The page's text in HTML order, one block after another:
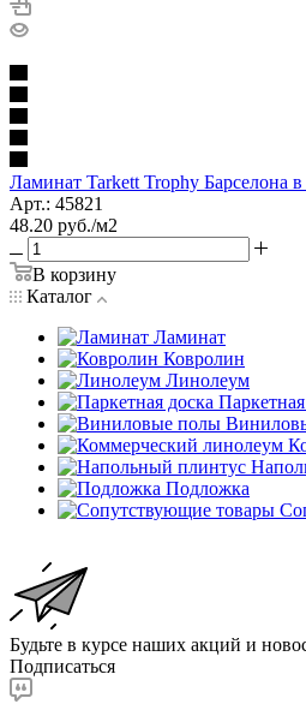
Ламинат Tarkett Trophy Барселона
Арт.: 45821
48.20 руб./м2
В корзину
Каталог
Ламинат
Ковролин
Линолеум
Подложка
Будьте в курсе наших акций и
Подписаться